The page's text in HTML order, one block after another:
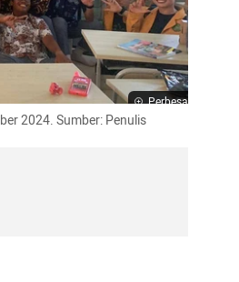
Perbesar
2024. Sumber: Penulis